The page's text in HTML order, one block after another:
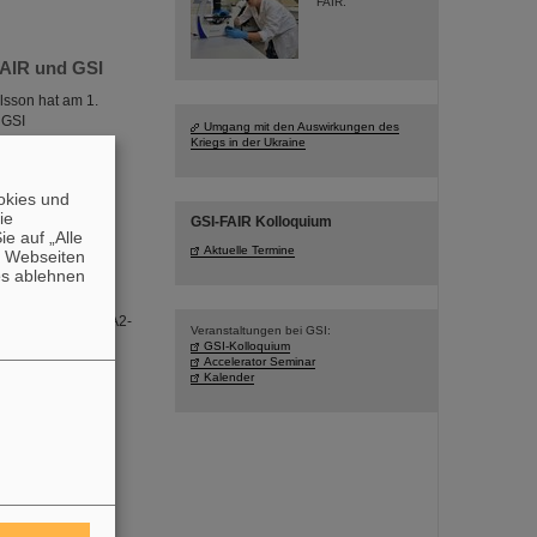
und GSI
hat am 1.
und Ion
und
DIN-A2-
Schulferien
von GSI
den 23.
Umgang mit den Auswirkungen des
Kriegs in der Ukraine
GSI-FAIR Kolloquium
Aktuelle Termine
Veranstaltungen bei GSI:
GSI-Kolloquium
Accelerator Seminar
Kalender
und
auf „Alle
ablehnen